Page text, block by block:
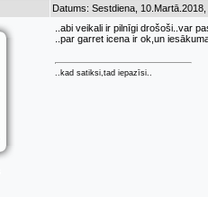
Datums: Sestdiena,
..abi veikali ir pilnīgi drošoši..var
..par garret icena ir ok,un
..kad satiksi,tad iepazīsi..